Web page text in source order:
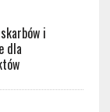
i
dla